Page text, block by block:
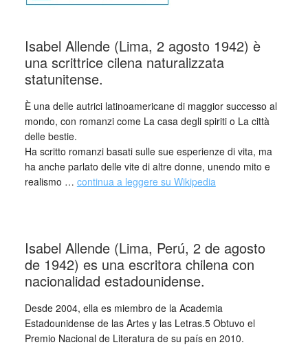
Isabel Allende (Lima, 2 agosto 1942) è
una scrittrice cilena naturalizzata
statunitense.
È una delle autrici latinoamericane di maggior successo al
mondo, con romanzi come La casa degli spiriti o La città
delle bestie.
Ha scritto romanzi basati sulle sue esperienze di vita, ma
ha anche parlato delle vite di altre donne, unendo mito e
realismo … continua a leggere su Wikipedia
Isabel Allende (Lima, Perú, 2 de agosto
de 1942)​ es una escritora chilena con
nacionalidad estadounidense.
Desde 2004, ella es miembro de la Academia
Estadounidense de las Artes y las Letras.5​ Obtuvo el
Premio Nacional de Literatura de su país en 2010.